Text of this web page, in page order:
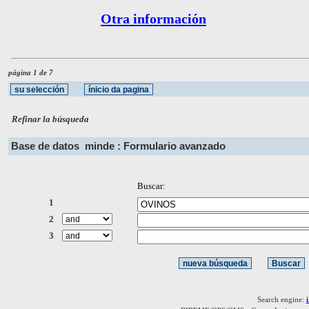
Otra información
página 1 de 7
Refinar la búsqueda
Base de datos minde : Formulario avanzado
Buscar:
1
2
3
Search engine: